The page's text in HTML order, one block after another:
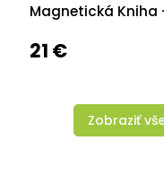
Magnetická Kniha
21 €
Zobraziť